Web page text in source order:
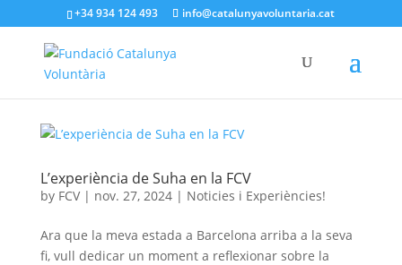
+34 934 124 493 info@catalunyavoluntaria.cat
L’experiència de Suha en la FCV
by FCV| nov. 27, 2024| Noticies i Experiències!
Ara que la meva estada a Barcelona arriba a la seva
fi, vull dedicar un moment a reflexionar sobre la